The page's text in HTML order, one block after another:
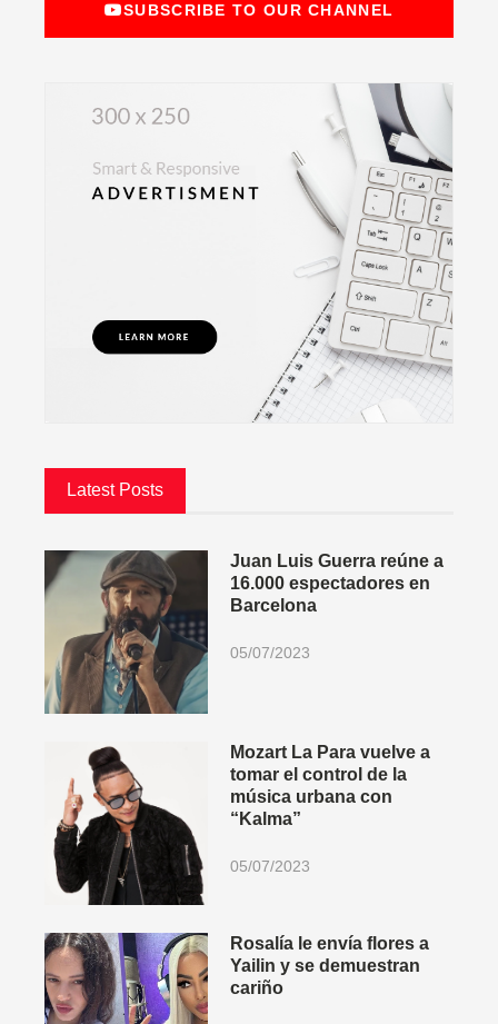
SUBSCRIBE TO OUR CHANNEL
Latest Posts
Juan Luis Guerra reúne a
16.000 espectadores en
Barcelona
05/07/2023
Mozart La Para vuelve a
tomar el control de la
música urbana con
“Kalma”
05/07/2023
Rosalía le envía flores a
Yailin y se demuestran
cariño